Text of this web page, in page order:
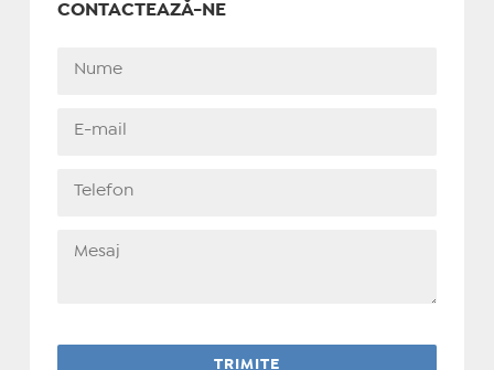
CONTACTEAZĂ-NE